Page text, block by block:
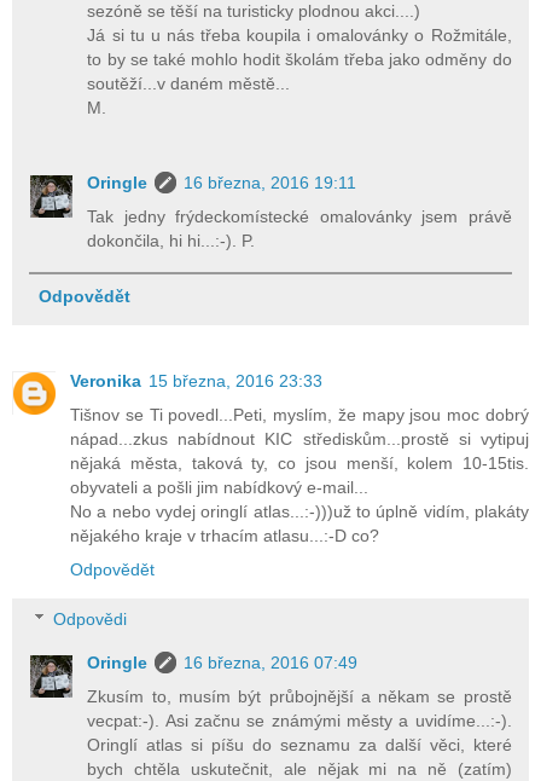
sezóně se těší na turisticky plodnou akci....)
Já si tu u nás třeba koupila i omalovánky o Rožmitále,
to by se také mohlo hodit školám třeba jako odměny do
soutěží...v daném městě...
M.
Oringle
16 března, 2016 19:11
Tak jedny frýdeckomístecké omalovánky jsem právě
dokončila, hi hi...:-). P.
Odpovědět
Veronika 15 března, 2016 23:33
Tišnov se Ti povedl...Peti, myslím, že mapy jsou moc dobrý
nápad...zkus nabídnout KIC střediskům...prostě si vytipuj
nějaká města, taková ty, co jsou menší, kolem 10-15tis.
obyvateli a pošli jim nabídkový e-mail...
No a nebo vydej oringlí atlas...:-)))už to úplně vidím, plakáty
nějakého kraje v trhacím atlasu...:-D co?
Odpovědět
Odpovědi
Oringle
16 března, 2016 07:49
Zkusím to, musím být průbojnější a někam se prostě
vecpat:-). Asi začnu se známými městy a uvidíme...:-).
Oringlí atlas si píšu do seznamu za další věci, které
bych chtěla uskutečnit, ale nějak mi na ně (zatím)